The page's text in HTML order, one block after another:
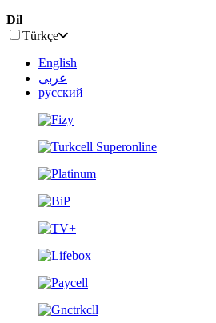
Dil
Türkçe
English
عربى
русский